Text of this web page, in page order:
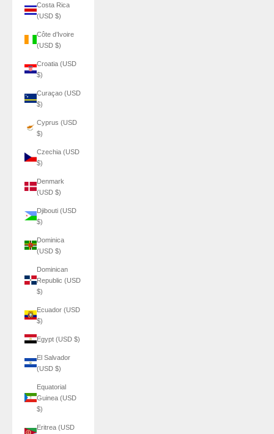
Costa Rica
(USD $)
Côte d’Ivoire
(USD $)
Croatia (USD
$)
Curaçao (USD
$)
Cyprus (USD
$)
Czechia (USD
$)
Denmark
(USD $)
Djibouti (USD
$)
Dominica
(USD $)
Dominican
Republic (USD
$)
Ecuador (USD
$)
Egypt (USD $)
El Salvador
(USD $)
Equatorial
Guinea (USD
$)
Eritrea (USD